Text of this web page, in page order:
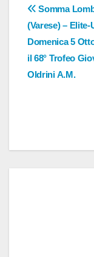
articoli
Somma
(Varese) – Elite-
Domenica 5
il 68° Trofeo
Oldrini A.M.